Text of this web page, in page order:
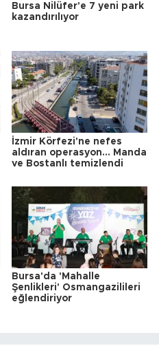
Bursa Nilüfer'e 7 yeni park
kazandırılıyor
İzmir Körfezi'ne nefes
aldıran operasyon... Manda
ve Bostanlı temizlendi
Bursa'da 'Mahalle
Şenlikleri' Osmangazilileri
eğlendiriyor